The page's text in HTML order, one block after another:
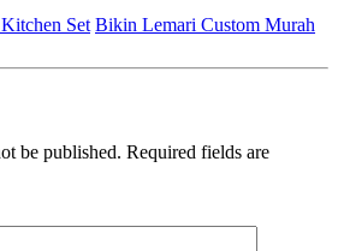
Set Bikin Lemari Custom Murah
be published. Required fields are